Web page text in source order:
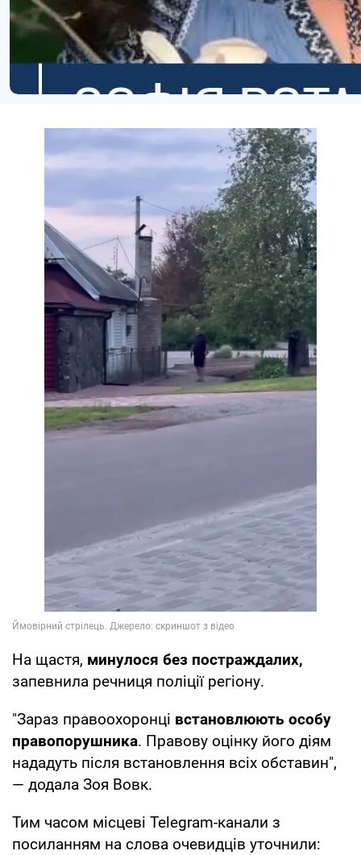
На щастя, минулося без постраждалих,
запевнила речниця поліції регіону.
"Зараз правоохоронці встановлюють особу
правопорушника. Правову оцінку його діям
нададуть після встановлення всіх обставин",
— додала Зоя Вовк.
Тим часом місцеві Telegram-канали з
посиланням на слова очевидців уточнили: